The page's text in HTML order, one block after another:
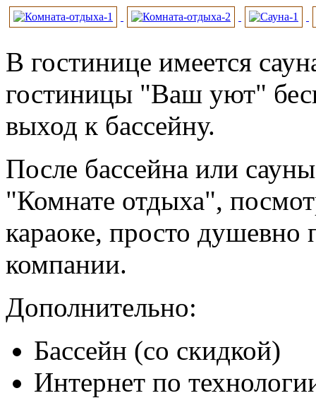
В гостинице имеется
гостиницы "Ваш уют"
выход к бассейну.
После бассейна или
"Комнате отдыха",
караоке, просто душевно
компании.
Дополнительно:
Бассейн (со скидкой)
Интернет по